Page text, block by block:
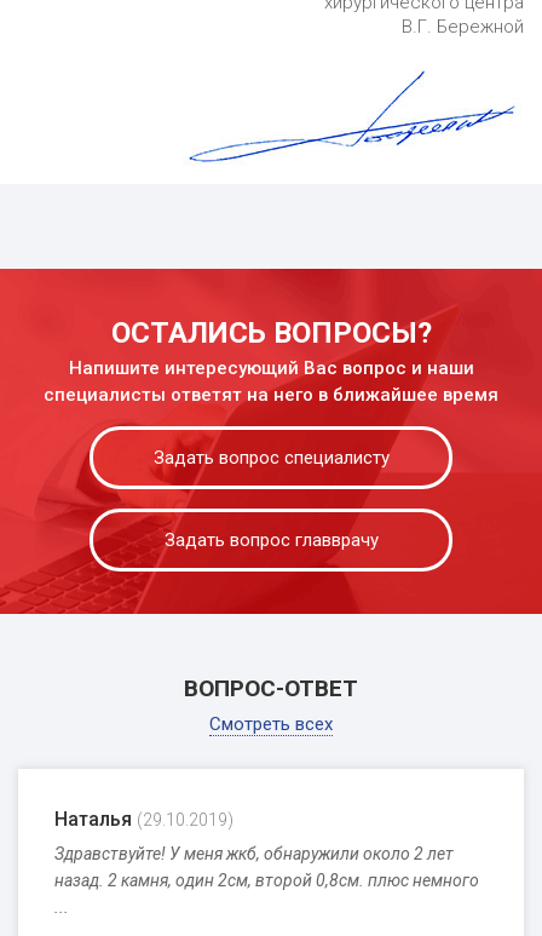
В.Г. Бережной
ОСТАЛИСЬ ВОПРОСЫ?
Напишите интересующий Вас вопрос и наши
специалисты ответят на него в ближайшее время
Задать вопрос специалисту
Задать вопрос главврачу
ВОПРОС-ОТВЕТ
Смотреть всех
Наталья (29.10.2019)
Здравствуйте! У меня жкб, обнаружили около 2 лет
назад. 2 камня, один 2см, второй 0,8см. плюс немного